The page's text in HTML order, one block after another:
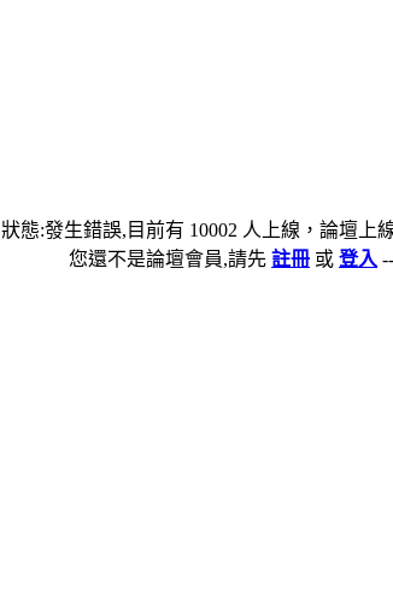
狀態:發生錯誤,目前有 10002 人上線，論壇上
您還不是論壇會員,請先 註冊 或 登入